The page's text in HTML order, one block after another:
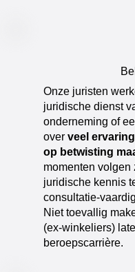
​Onze juristen
juridische dienst
onderneming of
over veel ervaring
op betwisting
momenten volgen
juridische kennis
consultatie-
Niet toevallig
(ex-winkeliers)
beroepscarrière.